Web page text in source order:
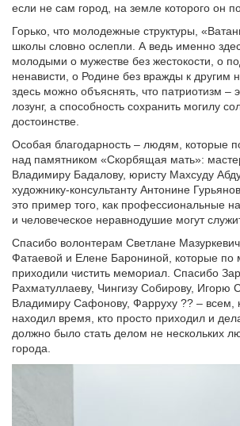
если не сам город, на земле которого он
Горько, что молодежные структуры,
школы словно ослепли. А ведь именно
молодыми о мужестве без жестокости, о
ненависти, о Родине без вражды к другим
здесь можно объяснять, что патриотизм –
лозунг, а способность сохранить могилу
достоинстве.
Особая благодарность – людям, которые
над памятником «Скорбящая мать»:
Владимиру Бадалову, юристу Махсуду
художнику-консультанту Антонине
это пример того, как профессиональные
и человеческое неравнодушие могут
Спасибо волонтерам Светлане
Фатаевой и Елене Барониной, которые по
приходили чистить мемориал. Спасибо
Рахматуллаеву, Чингизу Собирову, Игорю
Владимиру Сафонову, Фарруху ?? – всем,
находил время, кто просто приходил и
должно было стать делом не нескольких
города.